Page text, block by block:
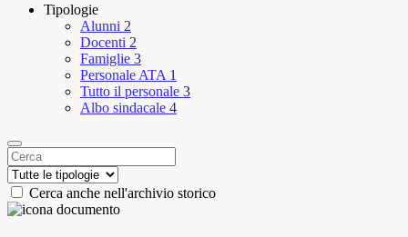
Tipologie
Alunni 2
Docenti 2
Famiglie 3
Personale ATA 1
Tutto il personale 3
Albo sindacale 4
Cerca anche nell'archivio storico